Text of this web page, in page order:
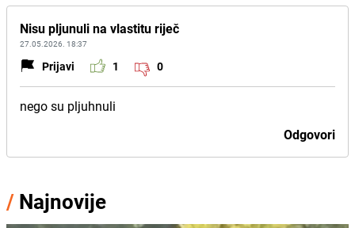
Nisu pljunuli na vlastitu riječ
27.05.2026. 18:37
Prijavi 1 0
nego su pljuhnuli
Odgovori
/ Najnovije